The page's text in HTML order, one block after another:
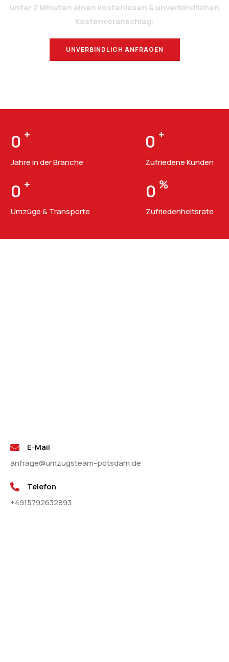
unter 2 Minuten einen kostenlosen & unverbindlichen
Kostenvoranschlag:
UNVERBINDLICH ANFRAGEN
0 +
Jahre in der Branche
0 +
Zufriedene Kunden
0 +
Umzüge & Transporte
0 %
Zufriedenheitsrate
E-Mail
anfrage@umzugsteam-potsdam.de
Telefon
+4915792632893